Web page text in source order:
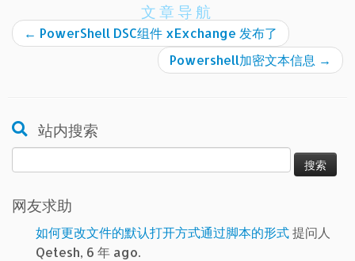
文章导航
← PowerShell DSC组件 xExchange 发布了
Powershell加密文本信息 →
站内搜索
索：
网友求助
如何更改文件的默认打开方式通过脚本的形式提问人
Qetesh, 6 年 ago.